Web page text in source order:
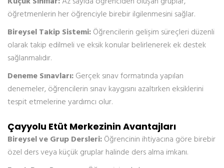
öğretmenlerin her öğrenciyle birebir ilgilenmesini sağlar.
Bireysel Takip Sistemi:Öğrencilerin gelişim süreçleri düzenli
olarak takip edilmeli ve eksik konular belirlenerek ek destek
sağlanmalıdır.
Deneme Sınavları:Gerçek sınav formatında yapılan
denemeler, öğrencilerin sınav kaygısını azaltırken eksiklerini
tespit etmelerine yardımcı olur.
Çayyolu Etüt Merkezinin Avantajları
Bireysel ve Grup Dersleri:Öğrencinin ihtiyacına göre birebir
özel ders veya küçük gruplar halinde ders alma imkanı.